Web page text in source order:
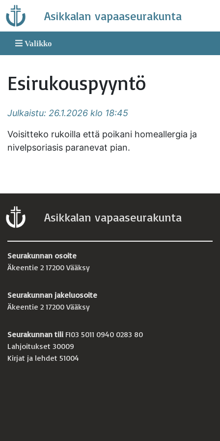
Skip
to
content
Asikkalan vapaaseurakunta
Valikko
Esirukouspyyntö
Julkaistu: 26.1.2026 klo 18:45
Voisitteko rukoilla että poikani homeallergia ja
nivelpsoriasis paranevat pian.
Asikkalan vapaaseurakunta
Seurakunnan osoite
Äkeentie 2 17200 Vääksy
Seurakunnan jakeluosoite
Äkeentie 2 17200 Vääksy
Seurakunnan tili FI03 5011 0940 0283 80
Lahjoitukset 30009
Kirjat ja lehdet 51004